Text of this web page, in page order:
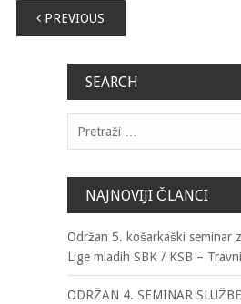
Navigacija
PREVIOUS
SEARCH
NAJNOVIJI ČLANCI
Održan 5. košarkaški seminar
Lige mladih SBK / KSB –
ODRŽAN 4. SEMINAR